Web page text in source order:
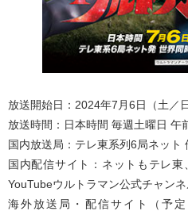
放送開始日：2024年7月6日（土／
放送時間：日本時間 毎週土曜日 午
国内放送局：テレ東系列6局ネット
国内配信サイト：ネットもテレ東
YouTubeウルトラマン公式チャン
海外放送局・配信サイト（予定